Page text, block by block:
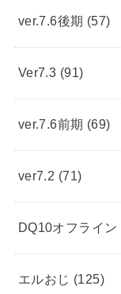
ver.7.6後期 (57)
Ver7.3 (91)
ver.7.6前期 (69)
ver7.2 (71)
DQ10オフライン
エルおじ (125)